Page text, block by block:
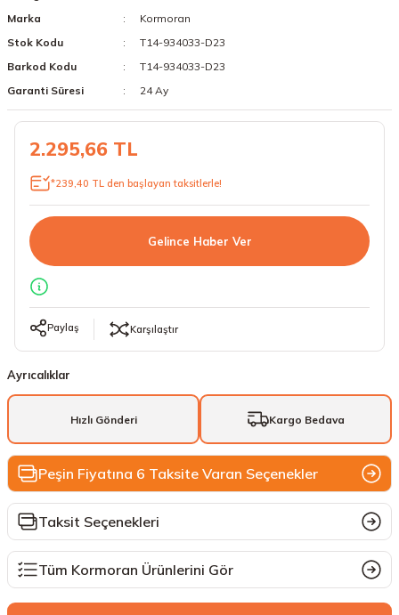
19 Lastikler
20 Lastikler
23 Lastikler
Marka
Kormoran
Stok Kodu
T14-934033-D23
Barkod Kodu
T14-934033-D23
Garanti Süresi
24 Ay
2.295,66 TL
*239,40 TL den başlayan taksitlerle!
Gelince Haber Ver
Paylaş Karşılaştır
Ayrıcalıklar
Hızlı Gönderi Kargo Bedava
Peşin Fiyatına 6 Taksite Varan Seçenekler
Taksit Seçenekleri
Tüm Kormoran Ürünlerini Gör